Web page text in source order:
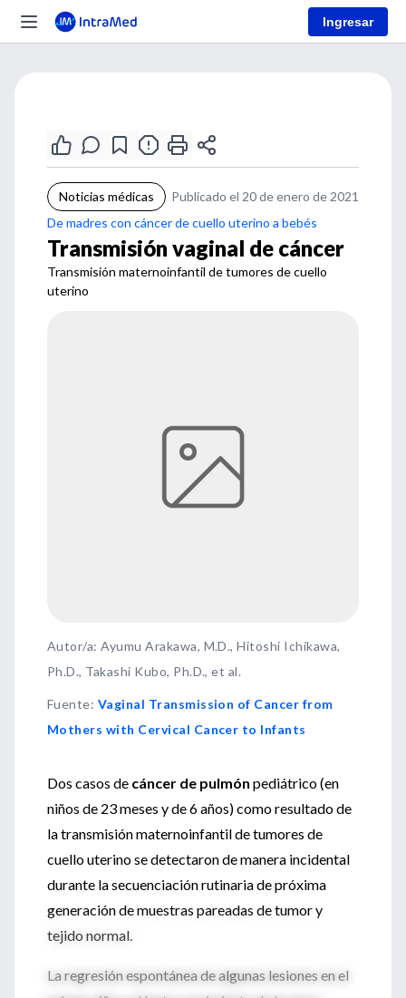
Ingresar
Noticias médicas
Publicado el 20 de enero de 2021
De madres con cáncer de cuello uterino a bebés
Transmisión vaginal de cáncer
Transmisión maternoinfantil de tumores de cuello
uterino
Autor/a: Ayumu Arakawa, M.D., Hitoshi Ichikawa,
Ph.D., Takashi Kubo, Ph.D., et al.
Fuente: Vaginal Transmission of Cancer from
Mothers with Cervical Cancer to Infants
Dos casos de cáncer de pulmón pediátrico (en
niños de 23 meses y de 6 años) como resultado de
la transmisión maternoinfantil de tumores de
cuello uterino se detectaron de manera incidental
durante la secuenciación rutinaria de próxima
generación de muestras pareadas de tumor y
tejido normal.
La regresión espontánea de algunas lesiones en el